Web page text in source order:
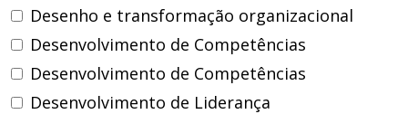
Desenho e transformação organizacional
Desenvolvimento de Competências
Desenvolvimento de Competências
Desenvolvimento de Liderança